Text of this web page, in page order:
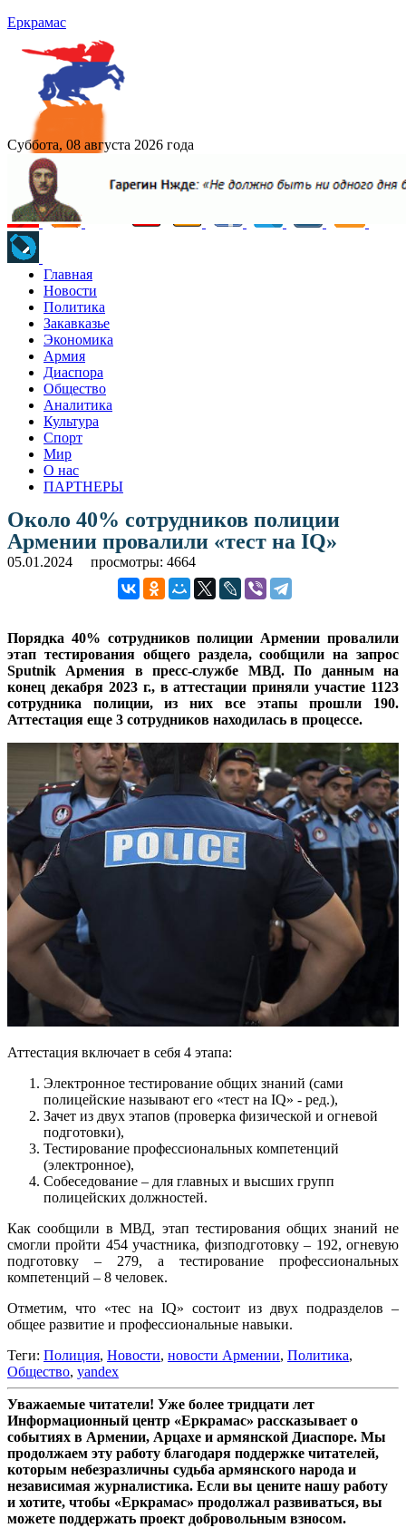
Еркрамас
Суббота, 08 августа 2026 года
Главная
Новости
Политика
Закавказье
Экономика
Армия
Диаспора
Общество
Аналитика
Культура
Спорт
Мир
О нас
ПАРТНЕРЫ
Около 40% сотрудников полиции
Армении провалили «тест на IQ»
05.01.2024 просмотры: 4664
Порядка 40% сотрудников полиции Армении провалили
этап тестирования общего раздела, сообщили на запрос
Sputnik Армения в пресс-службе МВД. По данным на
конец декабря 2023 г., в аттестации приняли участие 1123
сотрудника полиции, из них все этапы прошли 190.
Аттестация еще 3 сотрудников находилась в процессе.
Аттестация включает в себя 4 этапа:
Электронное тестирование общих знаний (сами
полицейские называют его «тест на IQ» - ред.),
Зачет из двух этапов (проверка физической и огневой
подготовки),
Тестирование профессиональных компетенций
(электронное),
Собеседование – для главных и высших групп
полицейских должностей.
Как сообщили в МВД, этап тестирования общих знаний не
смогли пройти 454 участника, физподготовку – 192, огневую
подготовку – 279, а тестирование профессиональных
компетенций – 8 человек.
Отметим, что «тес на IQ» состоит из двух подразделов –
общее развитие и профессиональные навыки.
Теги: Полиция, Новости, новости Армении, Политика,
Общество, yandex
Уважаемые читатели! Уже более тридцати лет
Информационный центр «Еркрамас» рассказывает о
событиях в Армении, Арцахе и армянской Диаспоре. Мы
продолжаем эту работу благодаря поддержке читателей,
которым небезразличны судьба армянского народа и
независимая журналистика. Если вы цените нашу работу
и хотите, чтобы «Еркрамас» продолжал развиваться, вы
можете поддержать проект добровольным взносом.